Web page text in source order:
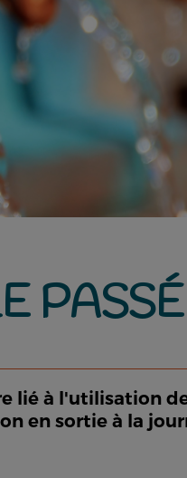
PASSÉ
lié à l'utilisation
en sortie à la